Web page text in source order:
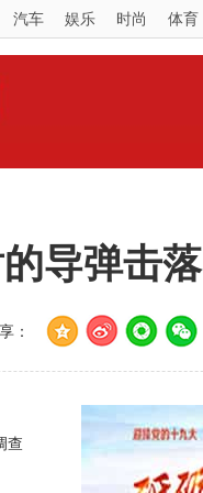
汽车 娱乐 时尚 体育
导弹击落
：
查